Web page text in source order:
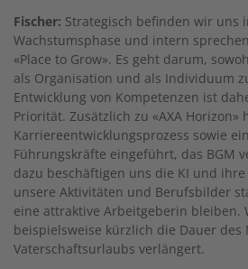
Fischer: Strategisch befinden wir uns
Wachstumsphase und intern
«Place to Grow». Es geht darum,
als Organisation und als Individuum
Entwicklung von Kompetenzen ist
Priorität. Zusätzlich zu «AXA
Karriereentwicklungsprozess sowie
Führungskräfte eingeführt, das BGM
dazu beschäftigen uns die KI und
unsere Aktivitäten und Berufsbilder
eine attraktive Arbeitgeberin bleiben.
beispielsweise kürzlich die Dauer des
Vaterschaftsurlaubs verlängert.